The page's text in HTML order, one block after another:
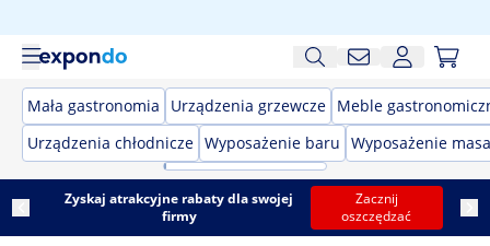
Mała gastronomia Urządzenia grzewcze Meble
Urządzenia chłodnicze Wyposażenie baru Wyposażenie
Zyskaj atrakcyjne rabaty dla swojej
firmy
Zacznij
oszczędzać